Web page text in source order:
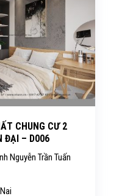
CHUNG CƯ 2
ĐẠI – D006
Nguyễn Trần Tuấn